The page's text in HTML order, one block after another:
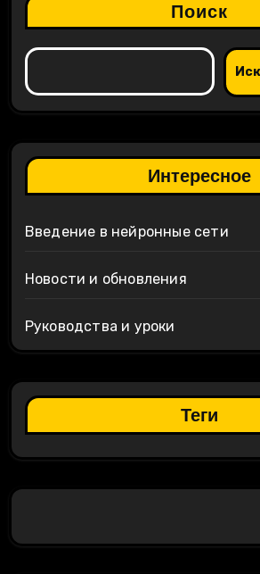
Поиск
Интересное
Введение в нейронные сети
Новости и обновления
Руководства и уроки
Теги